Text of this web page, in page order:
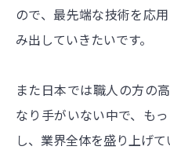
ので、最先端な技術を応
み出していきたいです。
また日本では職人の方の
なり手がいない中で、も
し、業界全体を盛り上げて